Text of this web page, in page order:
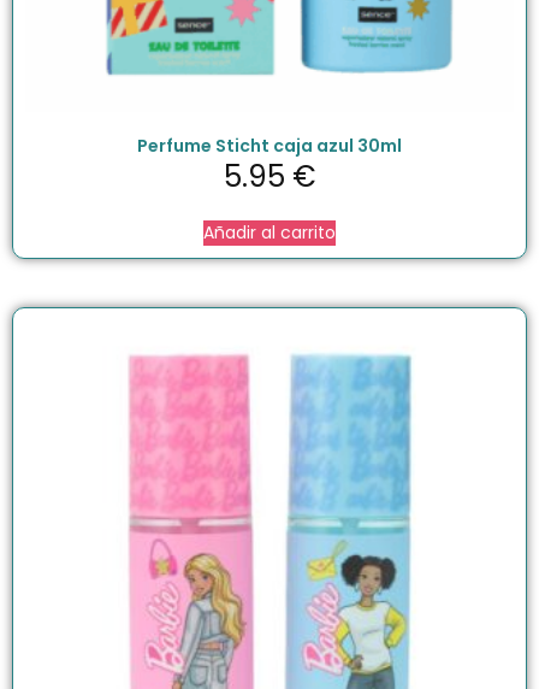
Perfume Sticht caja azul 30ml
5.95 €
Añadir al carrito